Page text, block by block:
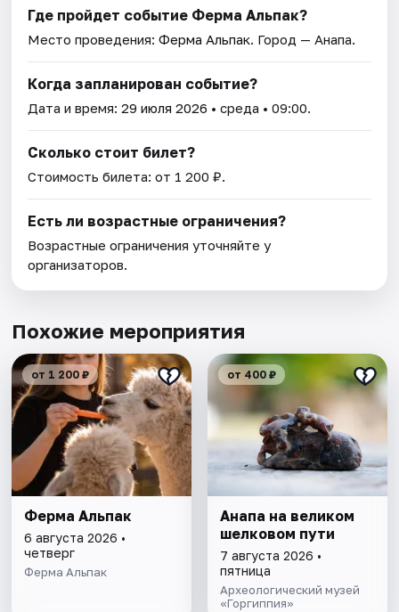
Где пройдет событие Ферма Альпак?
Место проведения:Ферма Альпак. Город — Анапа.
Когда запланирован событие?
Дата и время:29 июля 2026 • среда • 09:00.
Сколько стоит билет?
Стоимость билета: от 1 200 ₽.
Есть ли возрастные ограничения?
Возрастные ограничения уточняйте у
организаторов.
Похожие мероприятия
от 1 200 ₽
Ферма Альпак
6 августа 2026 •
четверг
Ферма Альпак
от 400 ₽
Анапа на великом
шелковом пути
7 августа 2026 •
пятница
Археологический музей
«Горгиппия»